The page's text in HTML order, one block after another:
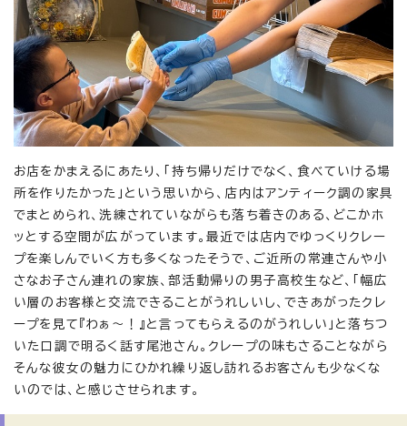
お店をかまえるにあたり、「持ち帰りだけでなく、食べていける場
所を作りたかった」という思いから、店内はアンティーク調の家具
でまとめられ、洗練されていながらも落ち着きのある、どこかホ
ッとする空間が広がっています。最近では店内でゆっくりクレー
プを楽しんでいく方も多くなったそうで、ご近所の常連さんや小
さなお子さん連れの家族、部活動帰りの男子高校生など、「幅広
い層のお客様と交流できることがうれしいし、できあがったクレ
ープを見て『わぁ～！』と言ってもらえるのがうれしい」と落ちつ
いた口調で明るく話す尾池さん。クレープの味もさることながら
そんな彼女の魅力にひかれ繰り返し訪れるお客さんも少なくな
いのでは、と感じさせられます。